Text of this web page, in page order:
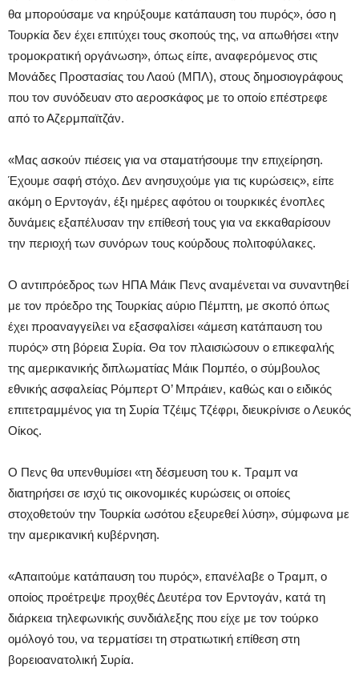
θα μπορούσαμε να κηρύξουμε κατάπαυση του πυρός», όσο η
Τουρκία δεν έχει επιτύχει τους σκοπούς της, να απωθήσει «την
τρομοκρατική οργάνωση», όπως είπε, αναφερόμενος στις
Μονάδες Προστασίας του Λαού (ΜΠΛ), στους δημοσιογράφους
που τον συνόδευαν στο αεροσκάφος με το οποίο επέστρεφε
από το Αζερμπαϊτζάν.
«Μας ασκούν πιέσεις για να σταματήσουμε την επιχείρηση.
Έχουμε σαφή στόχο. Δεν ανησυχούμε για τις κυρώσεις», είπε
ακόμη ο Ερντογάν, έξι ημέρες αφότου οι τουρκικές ένοπλες
δυνάμεις εξαπέλυσαν την επίθεσή τους για να εκκαθαρίσουν
την περιοχή των συνόρων τους κούρδους πολιτοφύλακες.
Ο αντιπρόεδρος των ΗΠΑ Μάικ Πενς αναμένεται να συναντηθεί
με τον πρόεδρο της Τουρκίας αύριο Πέμπτη, με σκοπό όπως
έχει προαναγγείλει να εξασφαλίσει «άμεση κατάπαυση του
πυρός» στη βόρεια Συρία. Θα τον πλαισιώσουν ο επικεφαλής
της αμερικανικής διπλωματίας Μάικ Πομπέο, ο σύμβουλος
εθνικής ασφαλείας Ρόμπερτ Ο’ Μπράιεν, καθώς και ο ειδικός
επιτετραμμένος για τη Συρία Τζέιμς Τζέφρι, διευκρίνισε ο Λευκός
Οίκος.
Ο Πενς θα υπενθυμίσει «τη δέσμευση του κ. Τραμπ να
διατηρήσει σε ισχύ τις οικονομικές κυρώσεις οι οποίες
στοχοθετούν την Τουρκία ωσότου εξευρεθεί λύση», σύμφωνα με
την αμερικανική κυβέρνηση.
«Απαιτούμε κατάπαυση του πυρός», επανέλαβε ο Τραμπ, ο
οποίος προέτρεψε προχθές Δευτέρα τον Ερντογάν, κατά τη
διάρκεια τηλεφωνικής συνδιάλεξης που είχε με τον τούρκο
ομόλογό του, να τερματίσει τη στρατιωτική επίθεση στη
βορειοανατολική Συρία.